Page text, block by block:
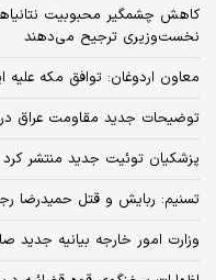
نخست‌وزیری ترجیح می‌دهند
معاون اردوغان: توافق مکه علیه
توضیحات جدید مقاومت عراق
پزشکیان توئیت جدید منتشر کرد
تسنیم: ربایش و قتل حمیدرضا
وزارت امور خارجه بیانیه جدید